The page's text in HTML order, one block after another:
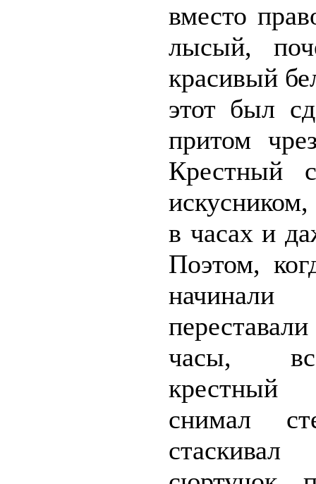
вместо
лысый,
красивый
этот был
притом
Крестный
в часах и
Поэтом,
начинали
часы,
крестный
снимал